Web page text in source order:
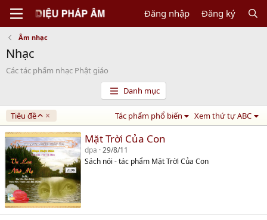
Đăng nhập Đăng ký
Âm nhạc
Nhạc
Các tác phẩm nhạc Phật giáo
Danh mục
Tiêu đề
A
s
c
e
n
d
i
n
g
Tác phẩm phổ biến Xem thứ tự ABC
Mặt Trời Của Con
dpa 29/8/11
Sách nói - tác phẩm Mặt Trời Của Con